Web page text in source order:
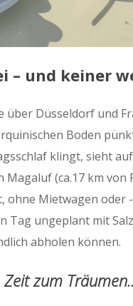
– und keiner
über Düsseldorf und
Boden
klingt, sieht
Magaluf (ca.17 km
ohne Mietwagen
Tag ungeplant mit
abholen können.
Zeit zum